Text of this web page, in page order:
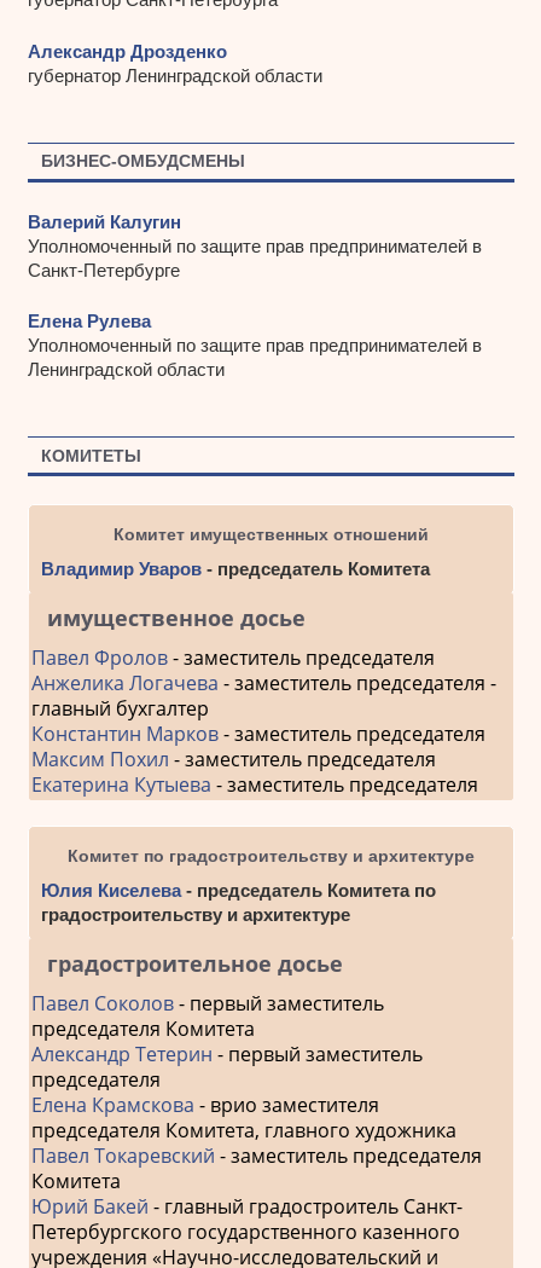
Александр Дрозденко
губернатор Ленинградской области
БИЗНЕС-ОМБУДСМЕНЫ
Валерий Калугин
Уполномоченный по защите прав предпринимателей в
Санкт-Петербурге
Елена Рулева
Уполномоченный по защите прав предпринимателей в
Ленинградской области
КОМИТЕТЫ
Комитет имущественных отношений
Владимир Уваров- председатель Комитета
имущественное досье
Павел Фролов- заместитель председателя
Анжелика Логачева - заместитель председателя -
главный бухгалтер
Константин Марков- заместитель председателя
Максим Похил - заместитель председателя
Екатерина Кутыева - заместитель председателя
Комитет по градостроительству и архитектуре
Юлия Киселева- председатель Комитета по
градостроительству и архитектуре
градостроительное досье
Павел Соколов- первый заместитель
председателя Комитета
Александр Тетерин - первый заместитель
председателя
Елена Крамскова - врио заместителя
председателя Комитета, главного художника
Павел Токаревский - заместитель председателя
Комитета
Юрий Бакей - главный градостроитель Санкт-
Петербургского государственного казенного
учреждения «Научно-исследовательский и